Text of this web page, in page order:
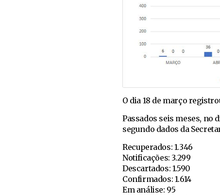
O dia 18 de março
Passados seis meses, no
segundo dados da
Recuperados: 1.346
Notificações: 3.299
Descartados: 1.590
Confirmados: 1.614
Em análise: 95